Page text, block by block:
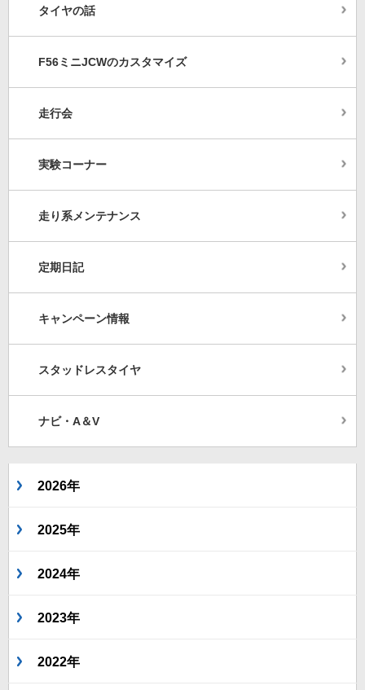
タイヤの話
F56ミニJCWのカスタマイズ
走行会
実験コーナー
走り系メンテナンス
定期日記
キャンペーン情報
スタッドレスタイヤ
ナビ・A＆V
2026年
2025年
2024年
2023年
2022年